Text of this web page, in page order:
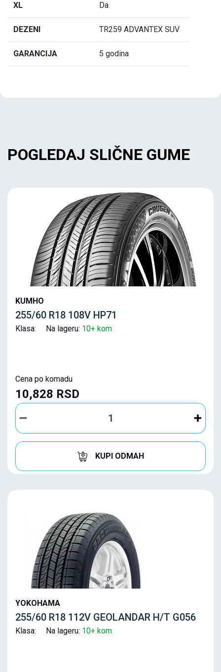
XL Da
DEZENI TR259 ADVANTEX SUV
GARANCIJA 5 godina
POGLEDAJ SLIČNE GUME
KUMHO
255/60 R18 108V HP71
Klasa: Na lageru: 10+ kom
Cena po komadu
10,828 RSD
KUPI ODMAH
YOKOHAMA
255/60 R18 112V GEOLANDAR H/T G056
Klasa: Na lageru: 10+ kom